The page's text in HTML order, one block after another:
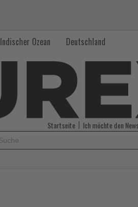
Indischer Ozean Deutschland
Startseite Ich möchte den